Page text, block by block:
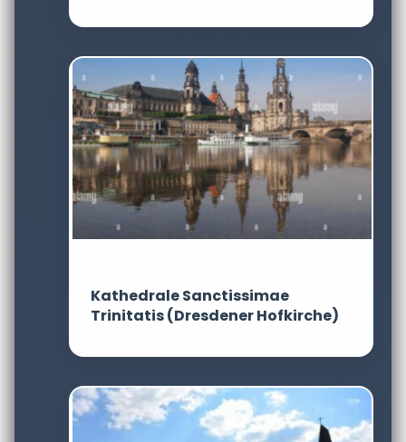
Kathedrale Sanctissimae
Trinitatis (Dresdener Hofkirche)